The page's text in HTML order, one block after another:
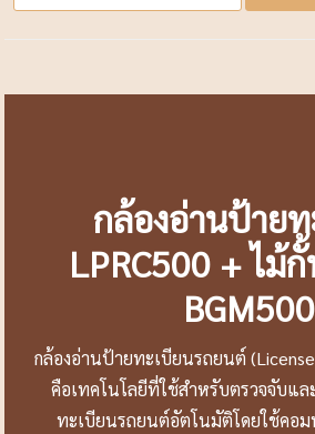
กล้องอ่านป้าย
LPRC500 + ไม้
BGM500
กล้องอ่านป้ายทะเบียนรถยนต์
คือเทคโนโลยีที่ใช้สำหรับตรวจจับแ
ทะเบียนรถยนต์อัตโนมัติโดยใช้คอ